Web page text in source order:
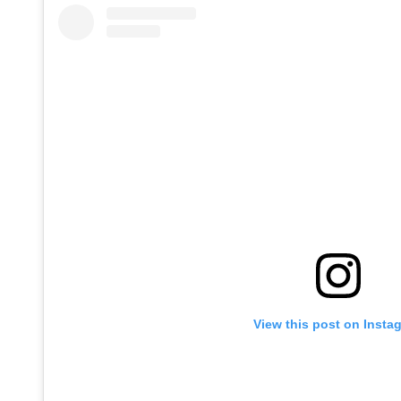
View this post on